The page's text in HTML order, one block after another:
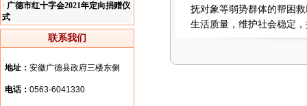
· 广德市红十字会2021年定向捐赠仪
式
联系我们
地址： 安徽广德县政府三楼东侧
电话： 0563-6041330
抚对象等弱势群体的帮困
生活质量，维护社会稳定